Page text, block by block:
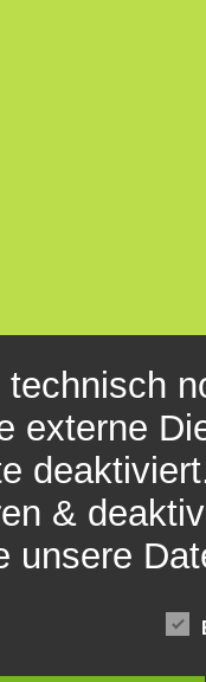
externe
&
unsere